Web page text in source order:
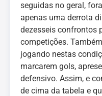
seguidas no geral,
apenas uma derrota
dezesseis confrontos
competições.
jogando nestas
marcarem gols,
defensivo. Assim, e
de cima da tabela e